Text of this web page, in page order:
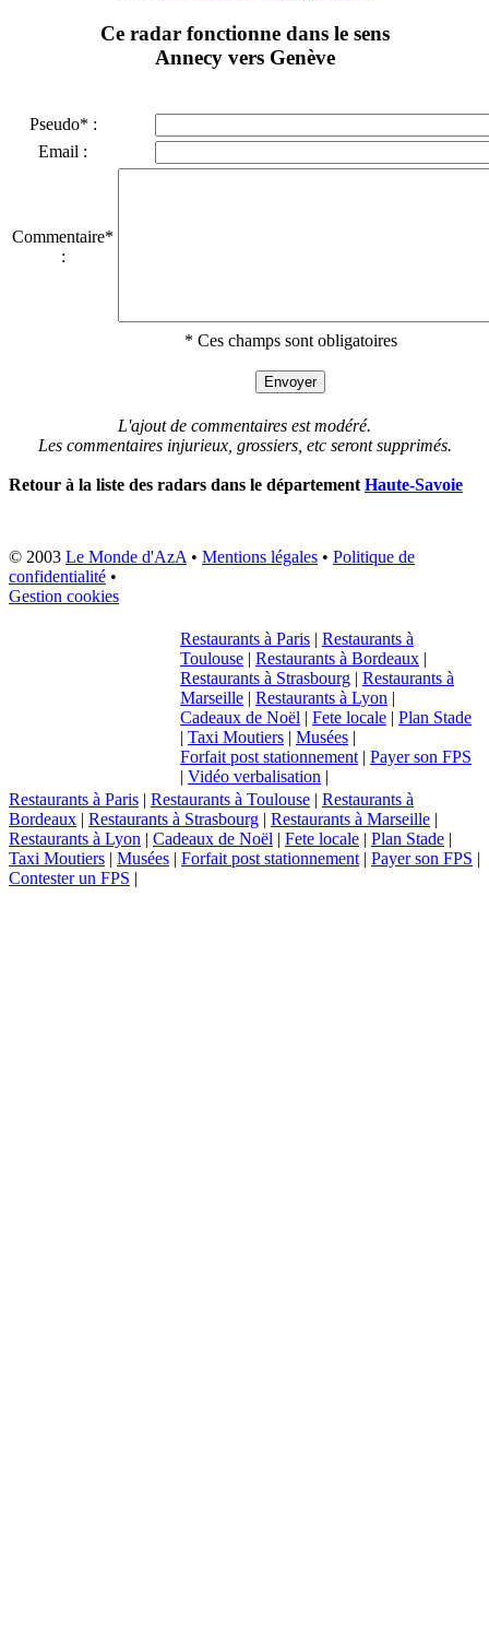
Ce radar fonctionne dans le sens
Annecy vers Genève
Pseudo* :
Email :
Commentaire*
:
* Ces champs sont obligatoires
L'ajout de commentaires est modéré.
Les commentaires injurieux, grossiers, etc seront supprimés.
Retour à la liste des radars dans le département Haute-Savoie
© 2003 Le Monde d'AzA • Mentions légales • Politique de
confidentialité •
Gestion cookies
Restaurants à Paris | Restaurants à
Toulouse | Restaurants à Bordeaux |
Restaurants à Strasbourg | Restaurants à
Marseille | Restaurants à Lyon |
Cadeaux de Noël | Fete locale | Plan Stade
| Taxi Moutiers | Musées |
Forfait post stationnement | Payer son FPS
| Vidéo verbalisation |
Restaurants à Paris | Restaurants à Toulouse | Restaurants à
Bordeaux | Restaurants à Strasbourg | Restaurants à Marseille |
Restaurants à Lyon | Cadeaux de Noël | Fete locale | Plan Stade |
Taxi Moutiers | Musées | Forfait post stationnement | Payer son FPS |
Contester un FPS |